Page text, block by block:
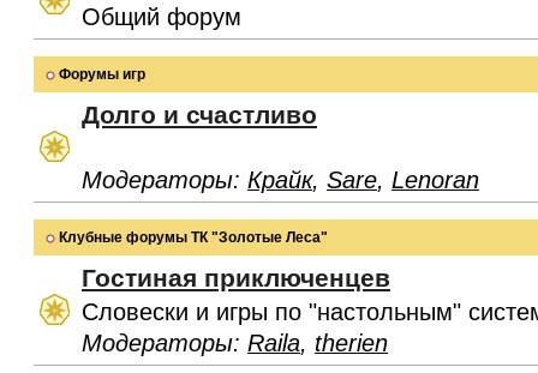
Общий форум
Форумы игр
Долго и счастливо
Модераторы: Крайк, Sare, Lenoran
Клубные форумы ТК "Золотые Леса"
Гостиная приключенцев
Словески и игры по "настольным"
Модераторы: Raila, therien